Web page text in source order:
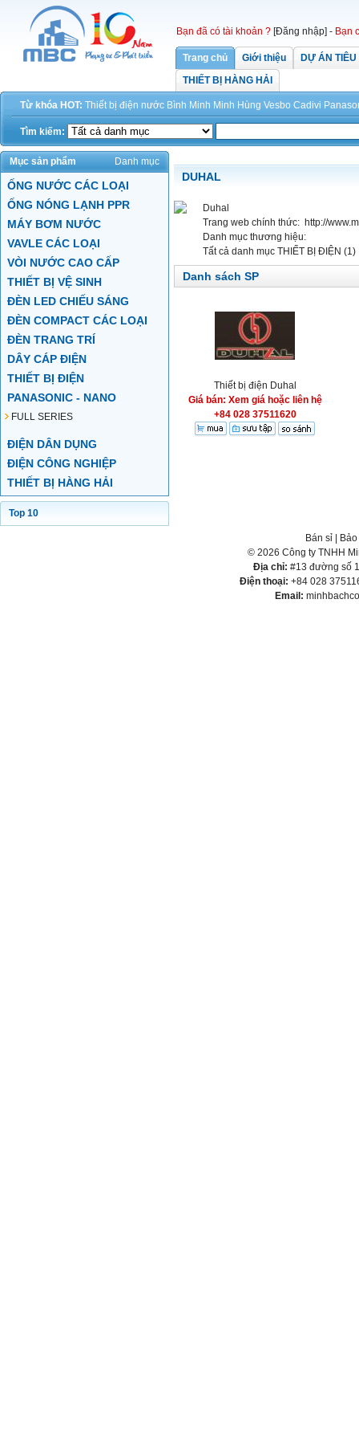
Bạn đã có tài khoản ? [Đăng nhập] - Bạn
Trang chủ Giới thiệu
DỰ ÁN
THIẾT BỊ HÀNG HẢI
Từ khóa HOT: Thiết bị điện nước Bình Minh Minh Hùng Vesbo Cadivi
Tìm kiếm:
Mục sản phẩm Danh mục
ỐNG NƯỚC CÁC LOẠI
ỐNG NÓNG LẠNH PPR
MÁY BƠM NƯỚC
VAVLE CÁC LOẠI
VÒI NƯỚC CAO CẤP
THIẾT BỊ VỆ SINH
ĐÈN LED CHIẾU SÁNG
ĐÈN COMPACT CÁC LOẠI
ĐÈN TRANG TRÍ
DÂY CÁP ĐIỆN
THIẾT BỊ ĐIỆN
PANASONIC - NANO
FULL SERIES
ĐIỆN DÂN DỤNG
ĐIỆN CÔNG NGHIỆP
THIẾT BỊ HÀNG HẢI
Top 10
DUHAL
Duhal
Trang web chính thức: http://
Danh mục thương hiệu:
Tất cả danh mục THIẾT BỊ ĐIỆN (1)
Danh sách SP
Thiết bị điện Duhal
Giá bán: Xem giá hoặc liên hệ
+84 028 37511620
Bán sỉ
© 2026 Công ty TNHH
Địa chỉ: #13 đường số
Điện thoại: +84 028
Email: